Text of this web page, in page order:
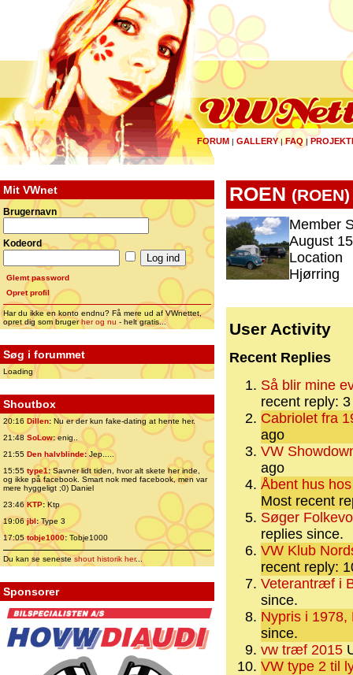
FORUM | GALLERY|FAQ |
Mit VWnet
Brugernavn
Kodeord
Glemt password
Opret profil
Har du ikke en konto endnu? Få mere ud af VWnettet,
opret dig som brugerher og nu - helt gratis...
Søg i forummet
Loading
Shoutbox
20:16 Dillen: Nu er der kun fake-dating at hente her.
21:48 SoLow:enig..
21:55 Den halvblinde:Jep.....
15:55 type1:Savner lidt tiden, hvor alt skete her inde,
og ikke på facebook. Smart nok med facebook, men var
mere hyggeligt ;0) Daniel
23:46 KTP:Ktp
19:06jbl:Type 3
17:05tobje1000: Tobje1000
Du kan se senesteshout historik her...
Sponsorer
ROEN (ROEN)
Member
August
Location
Hjørring
User Activity
Recent Replies
Så blir mine
recent reply:
Cabriolet fra
ago
VW
ago
Åbent hus
Most recent
Søger
replies since.
VW Klub
recent reply:
Veterantræf i
since.
Nypris i 1978,
since.
vw træf 2015
VW type 2 til